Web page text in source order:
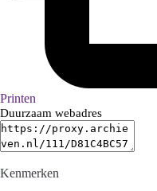
Printen
Duurzaam webadres
Kenmerken